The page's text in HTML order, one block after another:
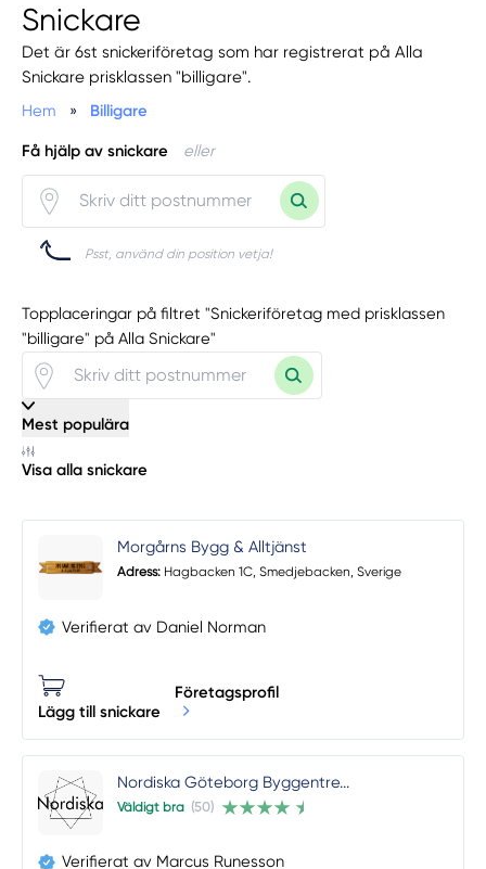
Snickare
Det är 6st snickeriföretag som har registrerat på Alla
Snickare prisklassen "billigare".
Hem
» Billigare
Få hjälp av snickare eller
Psst, använd din position vetja!
Topplaceringar på filtret "Snickeriföretag med prisklassen
"billigare" på Alla Snickare"
Mest populära
Visa alla snickare
Morgårns Bygg & Alltjänst
Adress: Hagbacken 1C, Smedjebacken, Sverige
Verifierat av Daniel Norman
Lägg till snickare
Företagsprofil
Nordiska Göteborg Byggentre...
Väldigt bra (50)
Verifierat av Marcus Runesson